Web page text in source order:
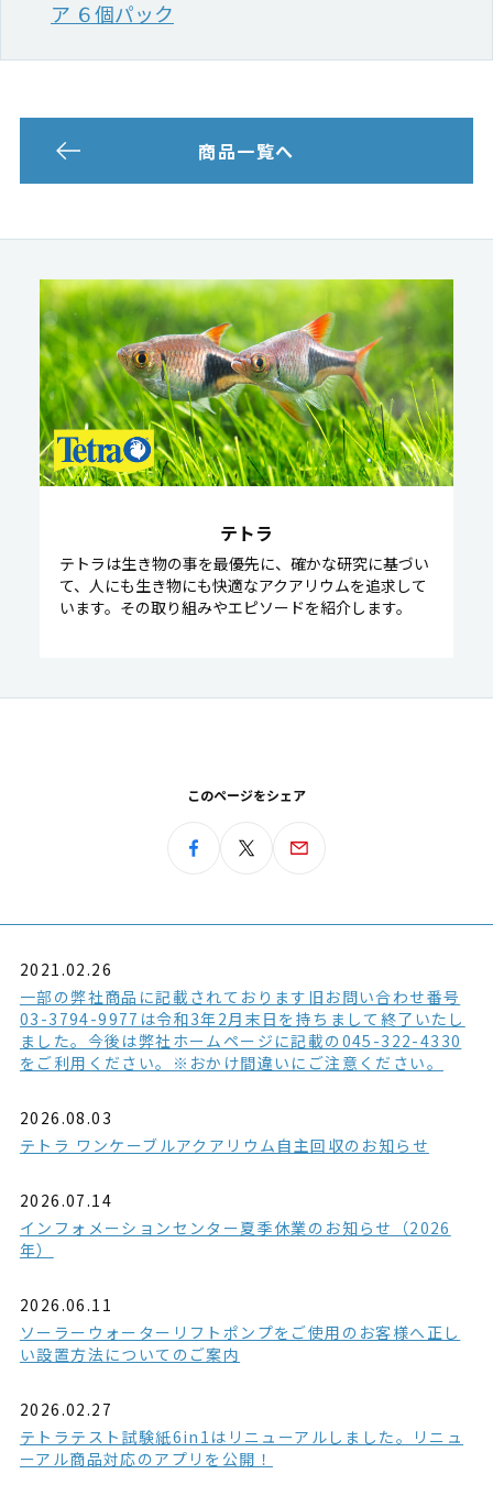
ア ６個パック
商品一覧へ
テトラ
テトラは生き物の事を最優先に、確かな研究に基づい
て、人にも生き物にも快適なアクアリウムを追求して
います。その取り組みやエピソードを紹介します。
このページをシェア
2021.02.26
一部の弊社商品に記載されております旧お問い合わせ番号
03-3794-9977は令和3年2月末日を持ちまして終了いたし
ました。今後は弊社ホームページに記載の045-322-4330
をご利用ください。※おかけ間違いにご注意ください。
2026.08.03
テトラ ワンケーブルアクアリウム自主回収のお知らせ
2026.07.14
インフォメーションセンター夏季休業のお知らせ（2026
年）
2026.06.11
ソーラーウォーターリフトポンプをご使用のお客様へ正し
い設置方法についてのご案内
2026.02.27
テトラテスト試験紙6in1はリニューアルしました。リニュ
ーアル商品対応のアプリを公開！